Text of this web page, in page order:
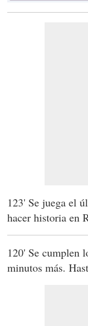
123' Se juega el
hacer historia en
120' Se cumplen
minutos más.